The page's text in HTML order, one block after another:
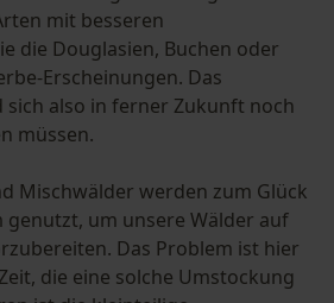
mit besseren
die Douglasien, Buchen oder
Erscheinungen. Das
also in ferner Zukunft noch
müssen.
Mischwälder werden zum Glück
genutzt, um unsere Wälder auf
Das Problem ist hier
die eine solche Umstockung
ID
der Auswahl zur
Datenverarbeitung